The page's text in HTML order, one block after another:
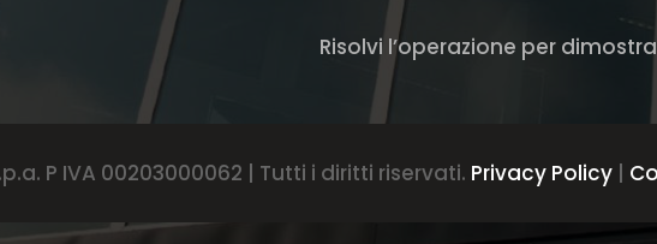
Risolvi l’operazione per
P IVA 00203000062 | Tutti i diritti riservati. Privacy Policy|